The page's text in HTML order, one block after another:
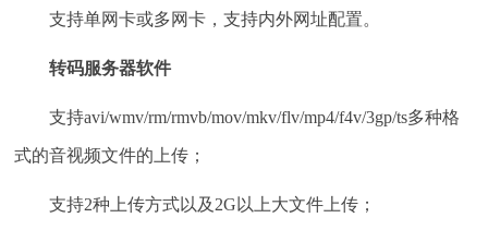
支持单网卡或多网卡，支持内外网址配置。
转码服务器软件
支持avi/wmv/rm/rmvb/mov/mkv/flv/mp4/f4v/3gp/ts多种格
式的音视频文件的上传；
支持2种上传方式以及2G以上大文件上传；